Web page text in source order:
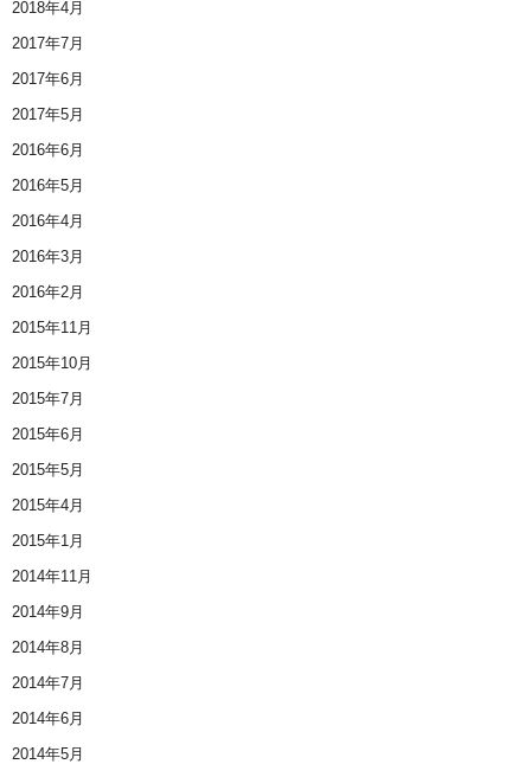
2018年4月
2017年7月
2017年6月
2017年5月
2016年6月
2016年5月
2016年4月
2016年3月
2016年2月
2015年11月
2015年10月
2015年7月
2015年6月
2015年5月
2015年4月
2015年1月
2014年11月
2014年9月
2014年8月
2014年7月
2014年6月
2014年5月